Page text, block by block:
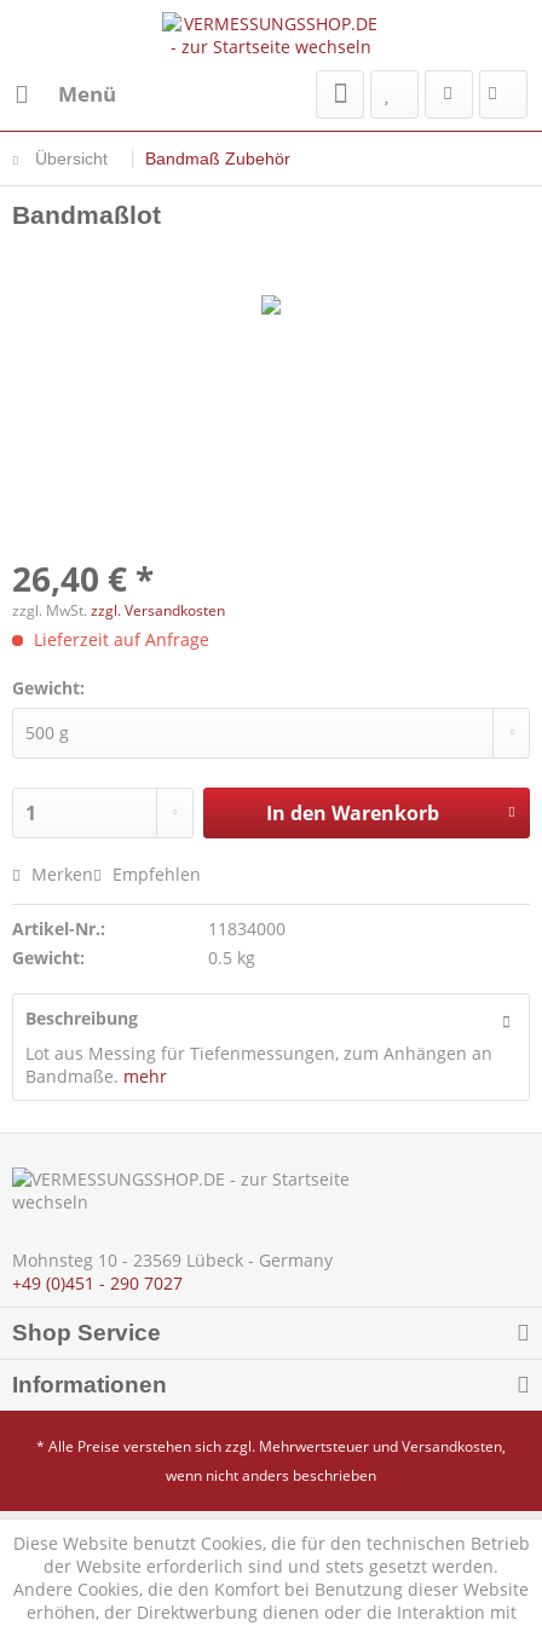
Menü
Übersicht Bandmaß Zubehör
Bandmaßlot
26,40 € *
zzgl. MwSt. zzgl. Versandkosten
Lieferzeit auf Anfrage
Gewicht:
In den Warenkorb
Merken Empfehlen
Artikel-Nr.:
11834000
Gewicht:
0.5 kg
Beschreibung
Lot aus Messing für Tiefenmessungen, zum Anhängen an
Bandmaße. mehr
Mohnsteg 10 - 23569 Lübeck - Germany
+49 (0)451 - 290 7027
Shop Service
Informationen
* Alle Preise verstehen sich zzgl. Mehrwertsteuer undVersandkosten,
wenn nicht anders beschrieben
Diese Website benutzt Cookies, die für den technischen Betrieb
der Website erforderlich sind und stets gesetzt werden.
Andere Cookies, die den Komfort bei Benutzung dieser Website
erhöhen, der Direktwerbung dienen oder die Interaktion mit